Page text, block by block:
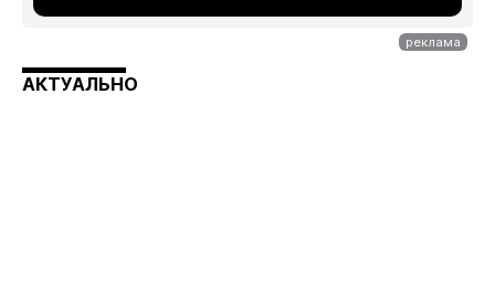
АКТУАЛЬНО